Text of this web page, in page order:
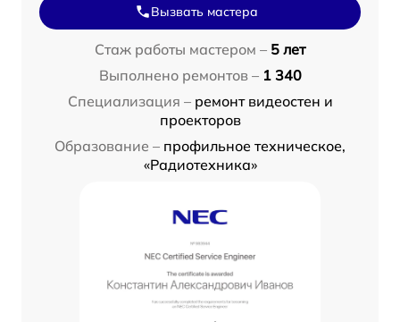
Вызвать мастера
Стаж работы мастером – 5 лет
Выполнено ремонтов – 1 340
Специализация – ремонт видеостен и
проекторов
Образование – профильное техническое,
«Радиотехника»